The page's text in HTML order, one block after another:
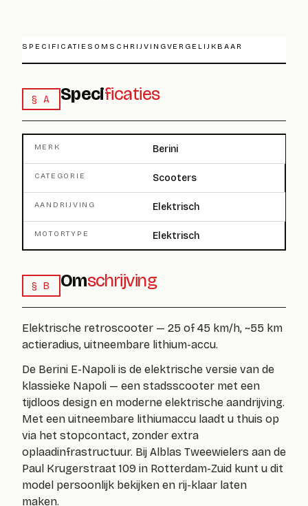
SPECIFICATIES OMSCHRIJVINGVERGELIJKBAAR
§ A Specificaties
MERK Berini
CATEGORIE Scooters
AANDRIJVING Elektrisch
MOTORTYPE Elektrisch
§ B Omschrijving
Elektrische retroscooter — 25 of 45 km/h, ~55 km
actieradius, uitneembare lithium-accu.
De Berini E-Napoli is de elektrische versie van de
klassieke Napoli — een stadsscooter met een
tijdloos design en moderne elektrische aandrijving.
Met een uitneembare lithiumaccu laadt u thuis op
via het stopcontact, zonder extra
oplaadinfrastructuur. Bij Alblas Tweewielers aan de
Paul Krugerstraat 109 in Rotterdam-Zuid kunt u dit
model persoonlijk bekijken en rij-klaar laten
maken.